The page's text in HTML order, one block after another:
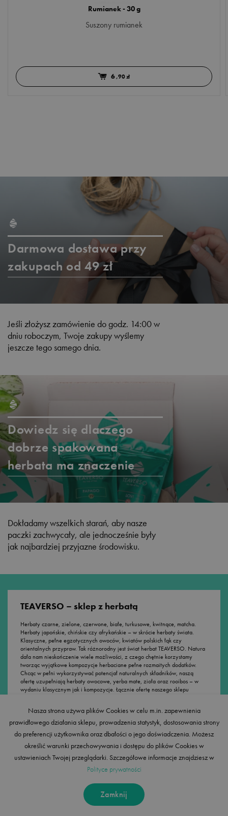
Rumianek - 30 g
Suszony rumianek
6,90 zł
Darmowa dostawa przy
zakupach od 49 zł
Jeśli złożysz zamówienie do godz. 14:00 w
dniu roboczym, Twoje zakupy wyślemy
jeszcze tego samego dnia.
Dowiedz się dlaczego
dobrze spakowana
herbata ma znaczenie
Dokładamy wszelkich starań, aby nasze
paczki zachwycały, ale jednocześnie były
jak najbardziej przyjazne środowisku.
TEAVERSO – sklep z herbatą
Herbaty czarne, zielone, czerwone, białe, turkusowe, kwitnące, matcha.
Herbaty japońskie, chińskie czy afrykańskie – w skrócie herbaty świata.
Klasyczne, pełne egzotycznych owoców, kwiatów polskich łąk czy
orientalnych przypraw. Tak różnorodny jest świat herbat TEAVERSO. Natura
dała nam nieskończenie wiele możliwości, z czego chętnie korzystamy
tworząc wyjątkowe kompozycje herbaciane pełne rozmaitych dodatków.
Chcąc w pełni wykorzystywać potencjał naturalnych składników, naszą
ofertę uzupełniają herbaty owocowe, yerba mate, zioła oraz rooibos – w
wydaniu klasycznym jak i kompozycje. Łącznie ofertę naszego sklepu
ta stale się powiększa. TEAVERSO to różnorodność, w której każdy odnajdzie
coś dla siebie. Tworzymy sklep z herbatą, który oferuje swobodę wyboru i
doświadczanie różnorodności. Wierzymy że dzięki temu każdy może
znaleźć w naszej szerokiej ofercie swój smak albo to, czego w danym
momencie potrzebuje.
Akcesoria do herbaty i kawy
Szalenie istotny dla herbaty, jej smaku i właściwości, jest sposób
Nasza strona używa plików Cookies w celu m.in. zapewnienia
prawidłowego działania sklepu, prowadzenia statystyk, dostosowania strony
do preferencji użytkownika oraz dbałości o jego doświadczenia. Możesz
określić warunki przechowywania i dostępu do plików Cookies w
ustawieniach Twojej przeglądarki. Szczegółowe informacje znajdziesz w
Polityce prywatności
Zamknij